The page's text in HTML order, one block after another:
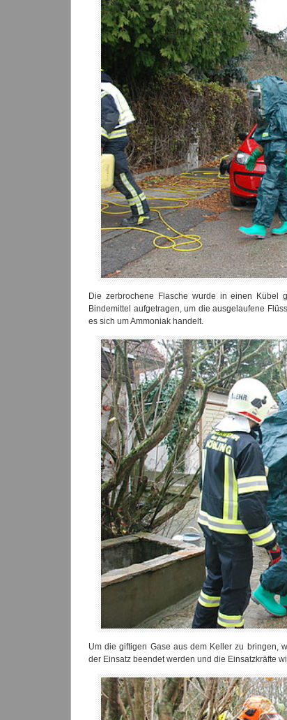
Die zerbrochene Flasche wurde in einen Kübel
Bindemittel aufgetragen, um die ausgelaufene
es sich um Ammoniak handelt.
Um die giftigen Gase aus dem Keller zu bringen,
der Einsatz beendet werden und die Einsatzkräfte